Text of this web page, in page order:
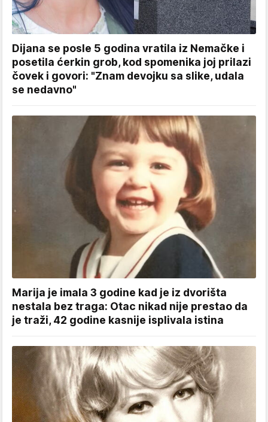
Dijana se posle 5 godina vratila iz Nemačke i
posetila ćerkin grob, kod spomenika joj prilazi
čovek i govori: "Znam devojku sa slike, udala
se nedavno"
Marija je imala 3 godine kad je iz dvorišta
nestala bez traga: Otac nikad nije prestao da
je traži, 42 godine kasnije isplivala istina